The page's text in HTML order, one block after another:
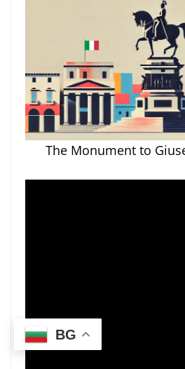
The Monument to
BG